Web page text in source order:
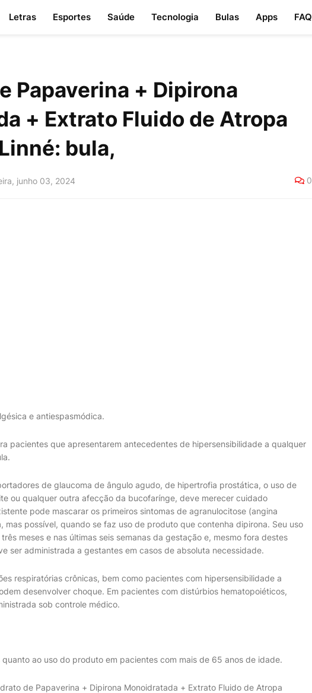
Letras Esportes Saúde Tecnologia Bulas Apps FAQ
Papaverina + Dipirona
+ Extrato Fluido de Atropa
bula,
junho 03, 2024 0
e antiespasmódica.
pacientes que apresentarem antecedentes de hipersensibilidade a qualquer
de glaucoma de ângulo agudo, de hipertrofia prostática, o uso de
ou qualquer outra afecção da bucofarínge, deve merecer cuidado
pode mascarar os primeiros sintomas de agranulocitose (angina
mas possível, quando se faz uso de produto que contenha dipirona. Seu uso
meses e nas últimas seis semanas da gestação e, mesmo fora destes
ser administrada a gestantes em casos de absoluta necessidade.
respiratórias crônicas, bem como pacientes com hipersensibilidade a
desenvolver choque. Em pacientes com distúrbios hematopoiéticos,
sob controle médico.
ao uso do produto em pacientes com mais de 65 anos de idade.
de Papaverina + Dipirona Monoidratada + Extrato Fluido de Atropa